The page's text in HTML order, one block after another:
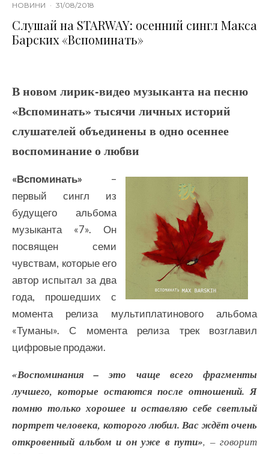
НОВИНИ · 31/08/2018
Слушай на STARWAY: осенний сингл Макса
Барских «Вспоминать»
В новом лирик-видео музыканта на песню
«Вспоминать» тысячи личных историй
слушателей объединены в одно осеннее
воспоминание о любви
«Вспоминать» –
первый сингл из
будущего альбома
музыканта «7». Он
посвящен семи
чувствам, которые его
автор испытал за два
года, прошедших с
момента релиза мультиплатинового альбома
«Туманы». С момента релиза трек возглавил
цифровые продажи.
«Воспоминания – это чаще всего фрагменты
лучшего, которые остаются после отношений. Я
помню только хорошее и оставляю себе светлый
портрет человека, которого любил. Вас ждёт очень
откровенный альбом и он уже в пути», – говорит